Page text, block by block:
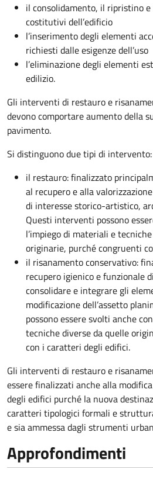
il consolidamento, il ripristino
costitutivi dell’edificio
l’inserimento degli elementi
richiesti dalle esigenze dell’uso
l’eliminazione degli elementi
edilizio.
Gli interventi di restauro e
devono comportare aumento della
pavimento.
Si distinguono due tipi di intervento:
il restauro: finalizzato
al recupero e alla
di interesse storico-artistico,
Questi interventi possono
l’impiego di materiali e
originarie, purché congruenti
il risanamento conservativo:
recupero igienico e funzionale
consolidare e integrare gli
modificazione dell’assetto
possono essere svolti anche
tecniche diverse da quelle
con i caratteri degli edifici.
Gli interventi di restauro e
essere finalizzati anche alla
degli edifici purché la nuova
caratteri tipologici formali e
e sia ammessa dagli strumenti
Approfondimenti